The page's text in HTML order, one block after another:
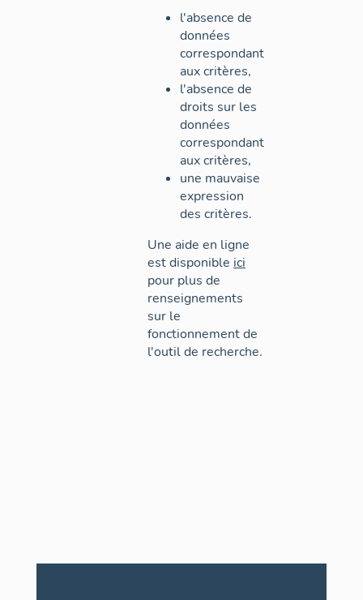
l'absence de
données
correspondant
aux critères,
l'absence de
droits sur les
données
correspondant
aux critères,
une mauvaise
expression
des critères.
Une aide en ligne
est disponible ici
pour plus de
renseignements
sur le
fonctionnement de
l'outil de recherche.